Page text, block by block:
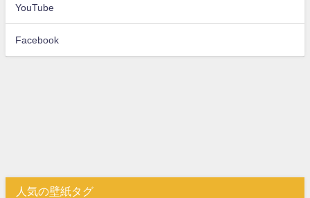
YouTube
Facebook
人気の壁紙タグ